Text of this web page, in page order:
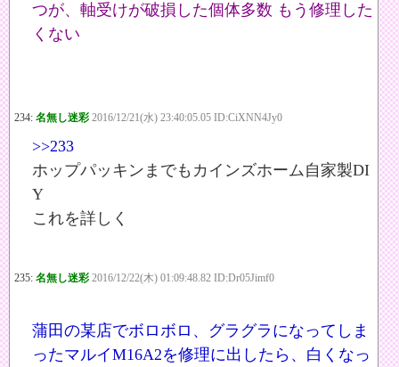
つが、軸受けが破損した個体多数 もう修理した
くない
234: 名無し迷彩 2016/12/21(水) 23:40:05.05 ID:CiXNN4Jy0
>>233
ホップパッキンまでもカインズホーム自家製DI
Y
これを詳しく
235: 名無し迷彩 2016/12/22(木) 01:09:48.82 ID:Dr05Jimf0
蒲田の某店でボロボロ、グラグラになってしま
ったマルイM16A2を修理に出したら、白くなっ